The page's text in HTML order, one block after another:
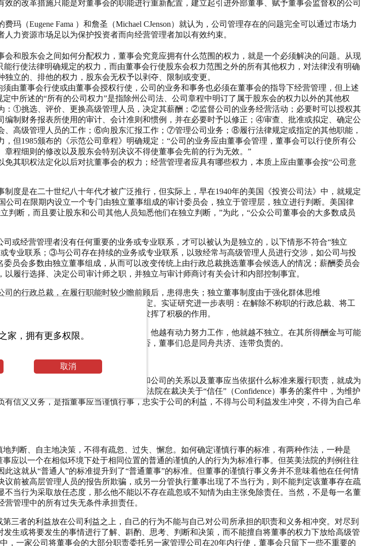
的改革措施只能是对董事会的职能进行重新配置，建立起引进外部董事、赋予董事会监督权的公司
（Eugene Fama ）和詹圣（Michael CJenson）就认为，公司管理存在的问题完全可以通过市场力
力资源市场足以为保护投资者而向经营管理者加以有效约束。
和股东会之间如何分配权力，董事会究竟应拥有什么范围的权力，就是一个必须解决的问题。从现
行使法律明确规定的权力，而由董事会行使股东会权力范围之外的所有其他权力，对法律没有明确
立的、排他的权力，股东会无权予以剥夺、限制或变更。
须由董事会行使或由董事会授权行使，公司的业务和事务也必须在董事会的指导下经营管理，但上述
中所述的“所有的公司权力”是指除州公司法、公司章程中明订了属于股东会的权力以外的其他权
①挑选、评价、更换高级管理人员，决定其薪酬；②监督公司的业务经营活动；必要时可以授权其
制财务报表所使用的审计、会计准则和惯例，并在必要时予以修正；④审查、批准或拟定、确定公
高级管理人员的工作；⑥向股东汇报工作；⑦管理公司业务；⑧履行法律规定或指定的其他职能，
但1985颁布的《示范公司章程》明确规定：“公司的业务应由董事会管理，董事会可以行使所有公
程细则的修改以及股东会特别决议不得使董事会先前的行为无效。”
其职权法定化以后对抗董事会的权力；经营管理者应具有哪些权力，本质上应由董事会按“公司意
度是在二十世纪八十年代才被广泛推行，但实际上，早在1940年的美国《投资公司法》中，就规定
司在限期内设立一个专门由独立董事组成的审计委员会，独立于管理层，独立进行判断。美国律
断，而且要让股东和公司其他人员知悉他们在独立判断，”为此，“公众公司董事会的大多数成员
或经营管理者没有任何重要的业务或专业联系，才可以被认为是独立的，以下情形不符合“独立
业联系；③与公司存在持续的业务或专业联系，以致经常与高级管理人员进行交涉，如公司与投
员会多数由独立董事组成，从而可以改变传统上由行政总裁挑选董事会候选人的情况；薪酬委员会
履行选择、决定公司审计师之职，并独立与审计师商讨有关会计和内部控制事宜。
的行政总裁，在履行职能时较少瞻前顾后，患得患失；独立董事制度由于强化群体思维
的决定一般总是优于个人或少数人的决定。实证研究进一步表明：在解除不称职的行政总裁、将工
管理人员收购公司等方面，独立董事发挥了积极的作用。
越独立，他就越缺乏动力来努力工作，他越有动力努力工作，他就越不独立。在其所得酬金与可能
外，独立不等于公正，不论其独立与否，董事们总是同舟共济、连带负责的。
自然人董事来履行职责。因此，董事和公司的关系以及董事应当依据什么标准来履行职责，就成为
务寻找法理依据。“信义”概念是衡平法院在裁决关于“信任”（Confidence）事务的案件中，为维护
信义义务，是指董事应当谨慎行事，忠实于公司的利益，不得与公司利益发生冲突，不得为自己牟
判断、自主地决策，不得有疏忽、过失、懈怠。如何确定谨慎行事的标准，有两种作法，一种是
应以一个在相似环境下处于相同位置的普通的谨慎的人的行为为标准行事。但英美法院的判例往往
这就从“普通人”的标准提升到了“普通董事”的标准。但董事的谨慎行事义务并不意味着他在任何情
前被高层管理人员的报告所欺骗，或另一分管执行董事出现了不当行为，则不能判定该董事存在疏
当行为采取放任态度，那么他不能以不存在疏忽或不知情为由主张免除责任。当然，不是每一名董
管理中的所有过失无条件承担责任。
三者的利益放在公司利益之上，自己的行为不能与自己对公司所承担的职责和义务相冲突。对尽到
生或将要发生的事情进行了解、斟酌、思考、判断和决策，而不能擅自将董事的权力下放给高级管
，一家公司将董事会的大部分职责委托另一家管理公司在20年内行使，董事会只留下一些不重要的
家，拥有更多权限。
取消